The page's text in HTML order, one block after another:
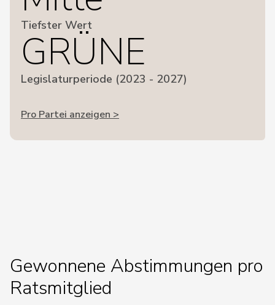
Tiefster Wert
GRÜNE
Legislaturperiode (2023 - 2027)
Pro Partei anzeigen >
Gewonnene Abstimmungen pro
Ratsmitglied